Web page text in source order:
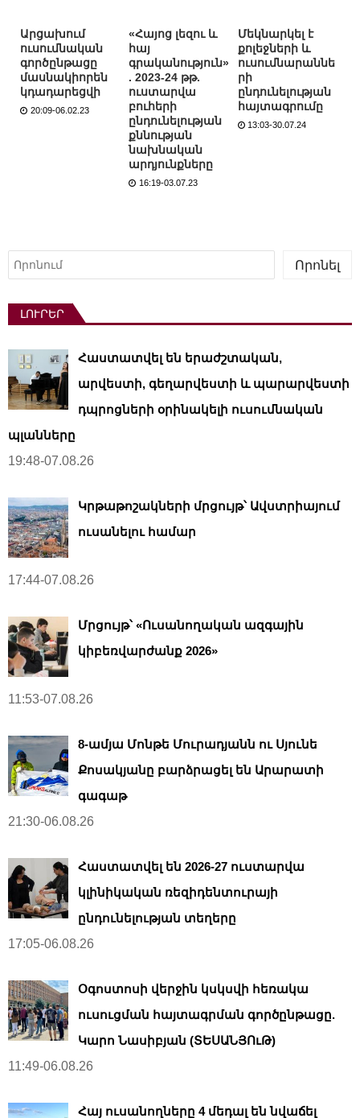
Արցախում
ուսումնական
գործընթացը
մասնակիորեն
կդադարեցվի
20:09-06.02.23
«Հայոց լեզու և
հայ
գրականություն»
. 2023-24 թթ.
ուստարվա
բուհերի
ընդունելության
քննության
նախնական
արդյունքները
16:19-03.07.23
Մեկնարկել է
քոլեջների և
ուսումնարաննե
րի
ընդունելության
հայտագրումը
13:03-30.07.24
Որոնել
Որոնել
ԼՈՒՐԵՐ
Հաստատվել են երաժշտական,
արվեստի, գեղարվեստի և պարարվեստի
դպրոցների օրինակելի ուսումնական
պլանները
19:48-07.08.26
Կրթաթոշակների մրցույթ՝ Ավստրիայում
ուսանելու համար
17:44-07.08.26
Մրցույթ՝ «Ուսանողական ազգային
կիբեռվարժանք 2026»
11:53-07.08.26
8-ամյա Մոնթե Մուրադյանն ու Սյունե
Քոսակյանը բարձրացել են Արարատի
գագաթ
21:30-06.08.26
Հաստատվել են 2026-27 ուստարվա
կլինիկական ռեզիդենտուրայի
ընդունելության տեղերը
17:05-06.08.26
Օգոստոսի վերջին կսկսվի հեռակա
ուսուցման հայտագրման գործընթացը.
Կարո Նասիբյան (ՏԵՍԱՆՅՈւԹ)
11:49-06.08.26
Հայ ուսանողները 4 մեդալ են նվաճել